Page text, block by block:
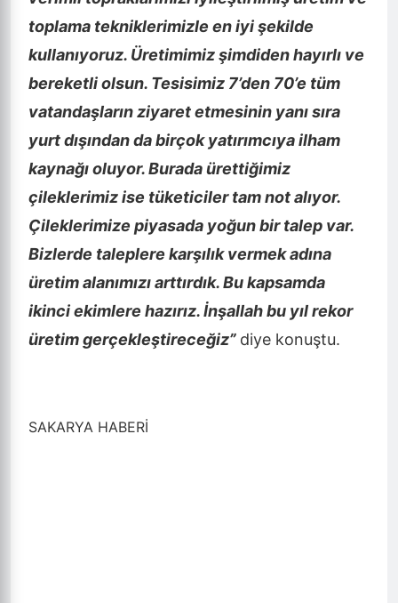
toplama tekniklerimizle en iyi şekilde
kullanıyoruz. Üretimimiz şimdiden hayırlı ve
bereketli olsun. Tesisimiz 7’den 70’e tüm
vatandaşların ziyaret etmesinin yanı sıra
yurt dışından da birçok yatırımcıya ilham
kaynağı oluyor. Burada ürettiğimiz
çileklerimiz ise tüketiciler tam not alıyor.
Çileklerimize piyasada yoğun bir talep var.
Bizlerde taleplere karşılık vermek adına
üretim alanımızı arttırdık. Bu kapsamda
ikinci ekimlere hazırız. İnşallah bu yıl rekor
üretim gerçekleştireceğiz” diye konuştu.
SAKARYA HABERİ